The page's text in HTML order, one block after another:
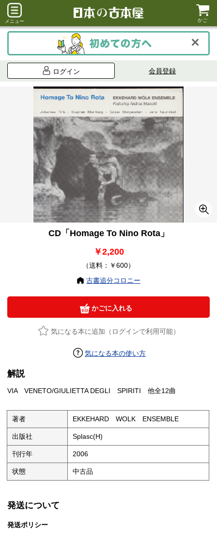
メニュー かご
ログイン 会員登録
CD「Homage To Nino Rota」
￥2,200
（送料：￥600）
古書追分コロニー
かごに入れる
気になる本に追加（ログインで利用可能）
気になる本の使い方
解説
VIA VENETO/GIULIETTA DEGLI SPIRITI 他全12曲
著者 EKKEHARD WOLK ENSEMBLE
出版社 Splasc(H)
刊行年 2006
状態 中古品
発送について
発送ポリシー